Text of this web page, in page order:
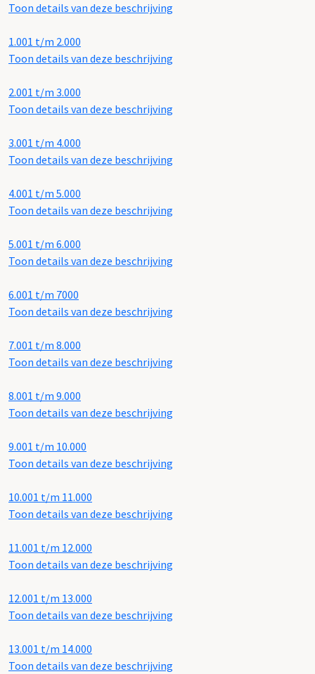
Toon details van deze beschrijving
1.001 t/m 2.000
Toon details van deze beschrijving
2.001 t/m 3.000
Toon details van deze beschrijving
3.001 t/m 4.000
Toon details van deze beschrijving
4.001 t/m 5.000
Toon details van deze beschrijving
5.001 t/m 6.000
Toon details van deze beschrijving
6.001 t/m 7000
Toon details van deze beschrijving
7.001 t/m 8.000
Toon details van deze beschrijving
8.001 t/m 9.000
Toon details van deze beschrijving
9.001 t/m 10.000
Toon details van deze beschrijving
10.001 t/m 11.000
Toon details van deze beschrijving
11.001 t/m 12.000
Toon details van deze beschrijving
12.001 t/m 13.000
Toon details van deze beschrijving
13.001 t/m 14.000
Toon details van deze beschrijving